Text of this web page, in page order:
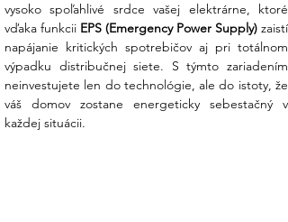
Pasívne chladenie pre absolútne
ticho:FoxESS stavia na kvalite
komponentov, ktoré nepotrebujú hlučné
ventilátory. Menič je tichý, čo umožňuje
jeho inštaláciu aj v blízkosti obytných
miestností bez toho, aby vás rušil. Menej
pohyblivých častí navyše znamená
vysoko spoľahlivé srdce vašej elektrárne, ktoré
vďaka funkcii EPS (Emergency Power Supply) zaistí
napájanie kritických spotrebičov aj pri totálnom
výpadku distribučnej siete. S týmto zariadením
neinvestujete len do technológie, ale do istoty, že
váš domov zostane energeticky sebestačný v
každej situácii.